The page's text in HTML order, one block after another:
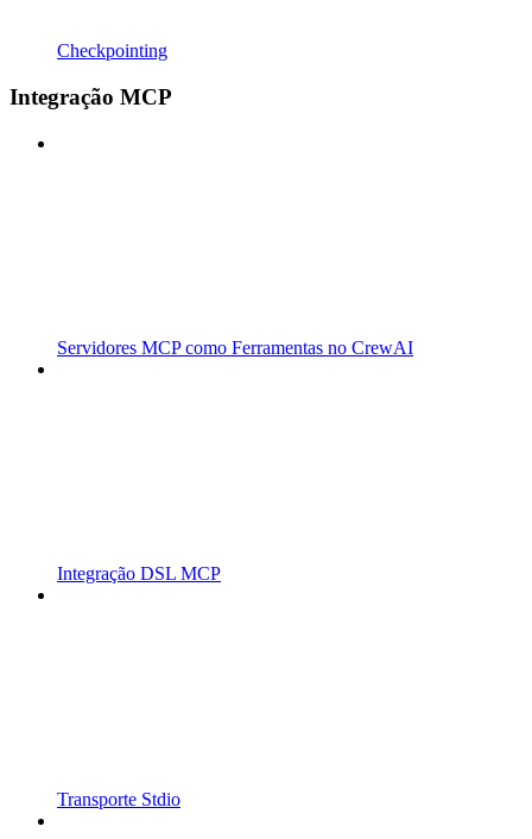
Checkpointing
Integração MCP
Servidores MCP como Ferramentas no CrewAI
Integração DSL MCP
Transporte Stdio